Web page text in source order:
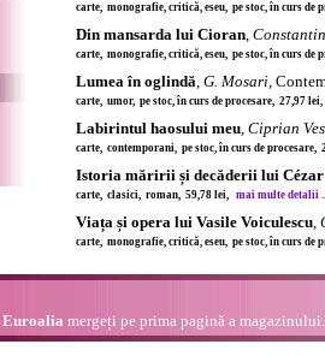
carte, monografie, critică, eseu, pe stoc, în curs de
Din mansarda lui Cioran,
carte, monografie, critică, eseu, pe stoc, în curs de
Lumea în oglindă, G. Mosari,
carte, umor, pe stoc, în curs de procesare, 27,97
Labirintul haosului meu, Ciprian
carte, contemporani, pe stoc, în curs de
Istoria măririi și decăderii lui
carte, clasici, roman, 59,78 lei, mai multe detalii
Viața și opera lui Vasile Voiculescu,
carte, monografie, critică, eseu, pe stoc, în curs de
Euroalia mergeți pe prima pagină a